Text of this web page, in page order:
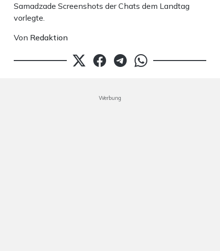
Samadzade Screenshots der Chats dem Landtag
vorlegte.
Von Redaktion
Werbung